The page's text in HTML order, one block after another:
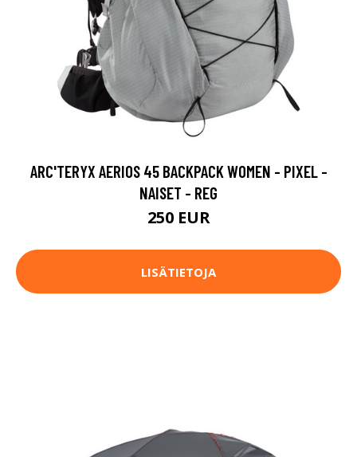
ARC'TERYX AERIOS 45 BACKPACK WOMEN - PIXEL -
NAISET - REG
250 EUR
LISÄTIETOJA